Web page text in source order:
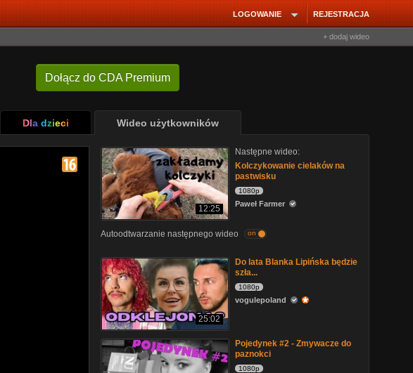
REJESTRACJA
LOGOWANIE
+ dodaj wideo
Dołącz do CDA Premium
Dla dzieci Wideo użytkowników
12:25
Następne wideo:
Kolczykowanie cielaków na
pastwisku
1080p
Paweł Farmer
Autoodtwarzanie następnego wideo on
25:02
Do lata Blanka Lipińska będzie
szła...
1080p
vogulepoland
Pojedynek #2 - Zmywacze do
paznokci
1080p